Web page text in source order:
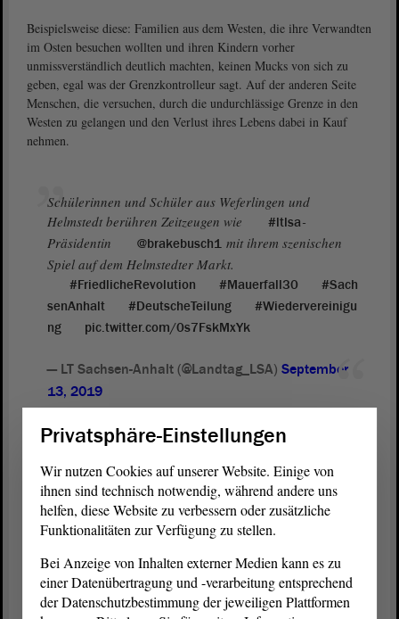
Beispielsweise diese: Familien aus dem Westen, die ihre Verwandten
im Osten besuchen wollten und ihren Kindern vorher
unmissverständlich deutlich machten, keinen Mucks von sich zu
geben, egal was der Grenzkontrolleur sagt. Auf der anderen Seite
Menschen, die versuchen, durch die undurchlässige Grenze in den
Westen zu gelangen und den Verlust ihres Lebens dabei in Kauf
nehmen.
Schülerinnen und Schüler aus Weferlingen und
Helmstedt berühren Zeitzeugen wie
#ltlsa-
Präsidentin
@brakebusch1 mit ihrem szenischen
Spiel auf dem Helmstedter Markt.
#FriedlicheRevolution #Mauerfall30
#Sach
senAnhalt
#DeutscheTeilung
#Wiedervereinigu
ng
pic.twitter.com/0s7FskMxYk
— LT Sachsen-Anhalt (@Landtag_LSA) September
13, 2019
Landtagspräsidentin Gabriele Brakebusch war sehr beeindruckt von
der Darstellung der Schüler. Sie hätten es mit einfachen Mitteln
geschafft, sie wieder in die Zeit der politischen Wende und des
Mauerfalls zurückzuversetzen. „Ich war emotional wirklich sehr
berührt“, sagte sie anschließend den Schülerinnern und Schülern
und dankte ihnen für ihr Engagement im Rahmen des Projektes.
Privatsphäre-Einstellungen
Wir nutzen Cookies auf unserer Website. Einige von
ihnen sind technisch notwendig, während andere uns
helfen, diese Website zu verbessern oder zusätzliche
Funktionalitäten zur Verfügung zu stellen.
Bei Anzeige von Inhalten externer Medien kann es zu
einer Datenübertragung und -verarbeitung entsprechend
der Datenschutzbestimmung der jeweiligen Plattformen